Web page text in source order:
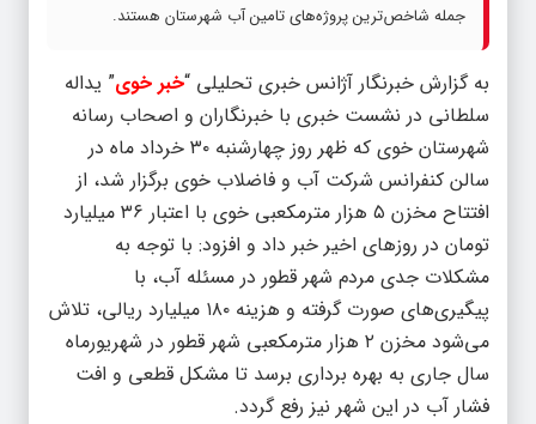
جمله شاخص‌ترین پروژه‌های تامین آب شهرستان هستند.
به گزارش خبرنگار آژانس خبری تحلیلی “خبر خوی” یداله
سلطانی در نشست خبری با خبرنگاران و اصحاب رسانه
شهرستان خوی که ظهر روز چهارشنبه ۳۰ خرداد ماه در
سالن کنفرانس شرکت آب و فاضلاب خوی برگزار شد، از
افتتاح مخزن ۵ هزار مترمکعبی خوی با اعتبار ۳۶ میلیارد
تومان در روزهای اخیر خبر داد و افزود: با توجه به
مشکلات جدی مردم شهر قطور در مسئله آب، با
پیگیری‌های صورت گرفته و هزینه ۱۸۰ میلیارد ریالی، تلاش
می‌شود مخزن ۲ هزار مترمکعبی شهر قطور در شهریورماه
سال جاری به بهره برداری برسد تا مشکل قطعی و افت
فشار آب در این شهر نیز رفع گردد.